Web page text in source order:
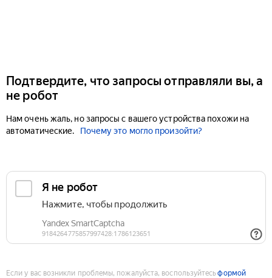
Подтвердите, что запросы отправляли вы, а
не робот
Нам очень жаль, но запросы с вашего устройства похожи на
автоматические.
Почему это могло произойти?
Если у вас возникли проблемы, пожалуйста, воспользуйтесьформой